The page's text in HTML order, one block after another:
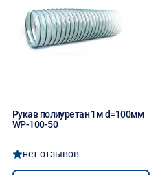
Рукав полиуретан 1м d=100мм
WP-100-50
нет отзывов